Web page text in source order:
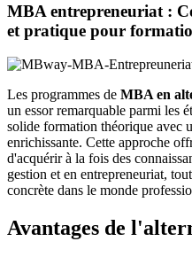
MBA entrepreneuriat :
et pratique pour
Les programmes de MBA en
un essor remarquable parmi les
solide formation théorique avec
enrichissante. Cette approche
d'acquérir à la fois des
gestion et en entrepreneuriat,
concrète dans le monde
Avantages de